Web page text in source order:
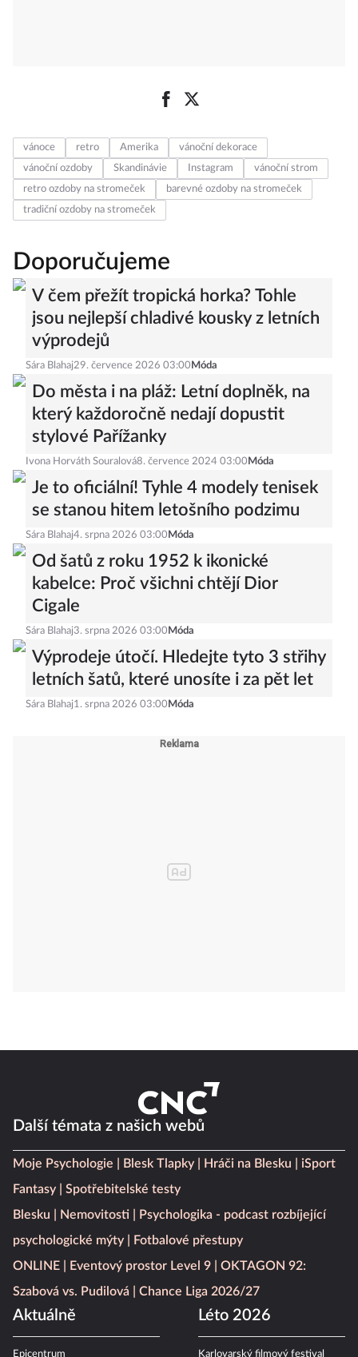
vánoce retro Amerika
vánoční dekorace
vánoční ozdoby
Skandinávie Instagram
vánoční strom
retro ozdoby na stromeček
barevné ozdoby na stromeček
tradiční ozdoby na stromeček
Doporučujeme
V čem přežít tropická horka? Tohle
jsou nejlepší chladivé kousky z letních
výprodejů
Sára Blahaj29. července 2026 03:00 Móda
Do města i na pláž: Letní doplněk, na
který každoročně nedají dopustit
stylové Pařížanky
Ivona Horváth Souralová8. července 2024 03:00 Móda
Je to oficiální! Tyhle 4 modely tenisek
se stanou hitem letošního podzimu
Sára Blahaj4. srpna 2026 03:00 Móda
Od šatů z roku 1952 k ikonické
kabelce: Proč všichni chtějí Dior
Cigale
Sára Blahaj3. srpna 2026 03:00 Móda
Výprodeje útočí. Hledejte tyto 3 střihy
letních šatů, které unosíte i za pět let
Sára Blahaj1. srpna 2026 03:00 Móda
Další témata z našich webů
Moje Psychologie Blesk Tlapky Hráči na Blesku
iSport
Fantasy
Spotřebitelské testy
Blesku
Nemovitosti
Psychologika - podcast rozbíjející
psychologické mýty
Fotbalové přestupy
ONLINE
Eventový prostor Level 9
OKTAGON 92:
Szabová vs. Pudilová
Chance Liga 2026/27
Aktuálně
Epicentrum
Léto 2026
Karlovarský filmový festival